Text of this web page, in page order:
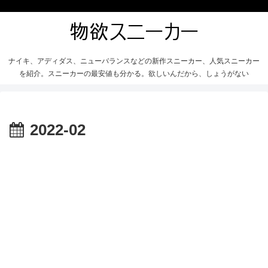
ナイキ、アディダス、ニューバランスなどの新作スニーカー、人気スニーカー
を紹介。スニーカーの最安値も分かる。欲しいんだから、しょうがない
2022-02